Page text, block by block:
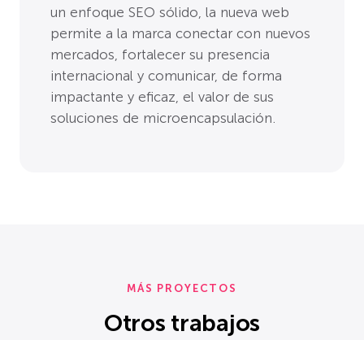
un enfoque SEO sólido, la nueva web
permite a la marca conectar con nuevos
mercados, fortalecer su presencia
internacional y comunicar, de forma
impactante y eficaz, el valor de sus
soluciones de microencapsulación.
MÁS PROYECTOS
Otros trabajos